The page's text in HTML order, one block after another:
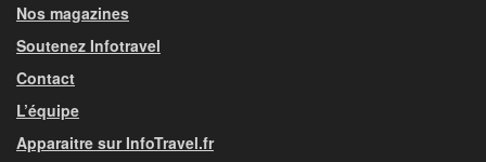
Nos magazines
Soutenez Infotravel
Contact
L’équipe
Apparaitre sur InfoTravel.fr